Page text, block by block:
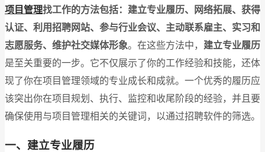
项目管理找工作的方法包括：建立专业履历、网络拓展、获得
认证、利用招聘网站、参与行业会议、主动联系雇主、实习和
志愿服务、维护社交媒体形象。在这些方法中， 建立专业履历
是至关重要的一步。它不仅展示了你的工作经验和技能，还体
现了你在项目管理领域的专业成长和成就。一个优秀的履历应
该突出你在项目规划、执行、监控和收尾阶段的经验，并且要
确保使用与项目管理相关的关键词，以通过招聘软件的筛选。
一、建立专业履历